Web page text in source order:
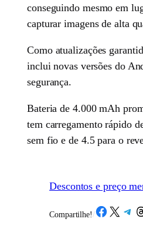
conseguindo mesmo em
capturar imagens de alta
Como atualizações
inclui novas versões do
segurança.
Bateria de 4.000 mAh
tem carregamento rápido
sem fio e de 4.5 para o
Descontos e preço
Compartilhe! /Share on Facebook
Share on X Share on